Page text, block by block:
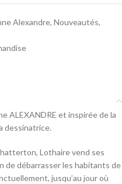
Alexandre, Nouveautés,
ALEXANDRE et inspirée de la
dessinatrice.
Lothaire vend ses
de débarrasser les habitants de
jusqu’au jour où